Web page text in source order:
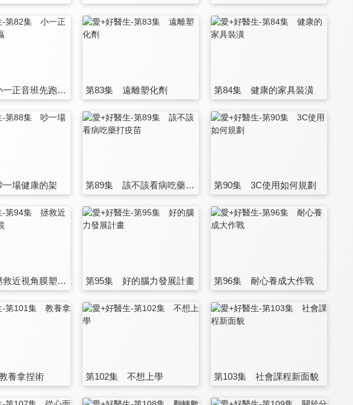
第82集 小一正音班先跑先贏 第83集 遠離塑化劑 第84集 健康的家具裝潢
場健康的架 第89集 該不該看病吃藥打疫苗 第90集 3C使用如何規劃
第94集 拯救近視角膜塑型鏡 第95集 好的腦力發展計畫 第96集 耐心養成大作戰
養拿捏術 第102集 不想上學 第103集 社會課程新面貌